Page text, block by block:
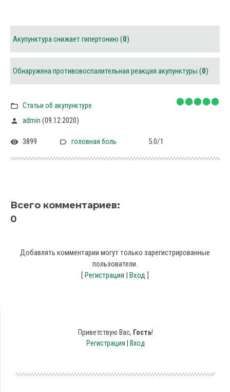
Акупунктура снижает гипертонию (0)
Обнаружена противовоспалительная реакция акупунктуры (0)
Статьи об акупунктуре
admin (09.12.2020)
3899 головная боль 5.0/1
Всего комментариев:
0
Добавлять комментарии могут только зарегистрированные
пользователи.
[Регистрация | Вход ]
Приветствую Вас, Гость!
Регистрация
Вход